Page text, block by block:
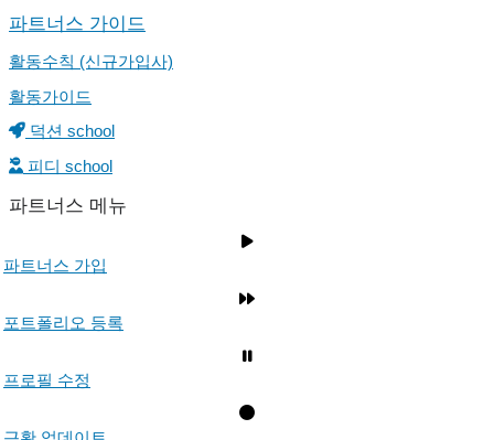
파트너스 가이드
활동수칙 (신규가입사)
활동가이드
덕션 school
피디 school
파트너스 메뉴
파트너스 가입
포트폴리오 등록
프로필 수정